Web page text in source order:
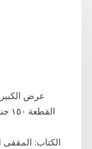
عرض